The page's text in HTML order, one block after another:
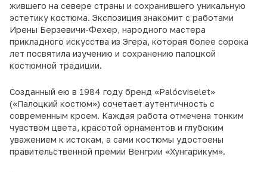
жившего на севере страны и сохранившего уникальную
эстетику костюма. Экспозиция знакомит с работами
Ирены Берзевичи-Фехер, народного мастера
прикладного искусства из Эгера, которая более сорока
лет посвятила изучению и сохранению палоцкой
костюмной традиции.
Созданный ею в 1984 году бренд «Palócviselet»
(«Палоцкий костюм») сочетает аутентичность с
современным кроем. Каждая работа отмечена тонким
чувством цвета, красотой орнаментов и глубоким
уважением к истокам, а сами костюмы удостоены
правительственной премии Венгрии «Хунгарикум».